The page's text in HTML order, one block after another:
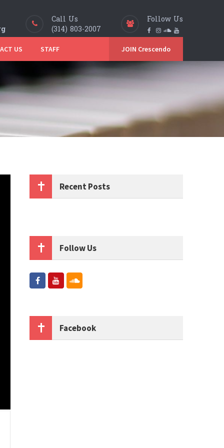
Call Us
(314) 803-2007
Follow Us
US STAFF JOIN Crescendo
Recent Posts
Follow Us
Facebook